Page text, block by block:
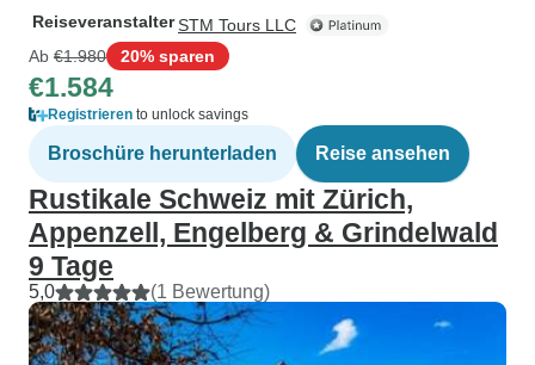
ReiseveranstalterSTM Tours LLC
Ab €1.980 20% sparen
€1.584
Registrieren to unlock savings
Broschüre herunterladen Reise ansehen
Rustikale Schweiz mit Zürich,
Appenzell, Engelberg & Grindelwald
9 Tage
5,0 (1 Bewertung)